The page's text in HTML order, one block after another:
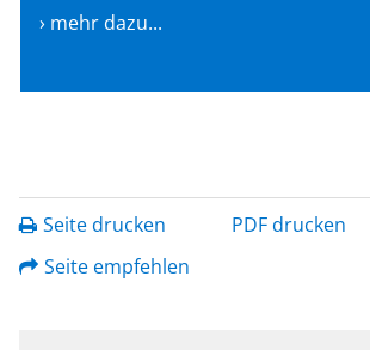
› mehr dazu...
Seite drucken
PDF drucken
Seite empfehlen